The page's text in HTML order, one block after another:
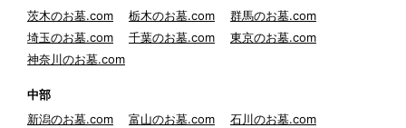
茨木のお墓.com
栃木のお墓.com
群馬のお墓.com
埼玉のお墓.com
千葉のお墓.com
東京のお墓.com
神奈川のお墓.com
中部
新潟のお墓.com
富山のお墓.com
石川のお墓.com